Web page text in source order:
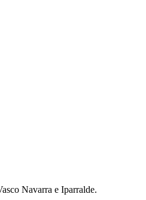
Navarra e Iparralde.